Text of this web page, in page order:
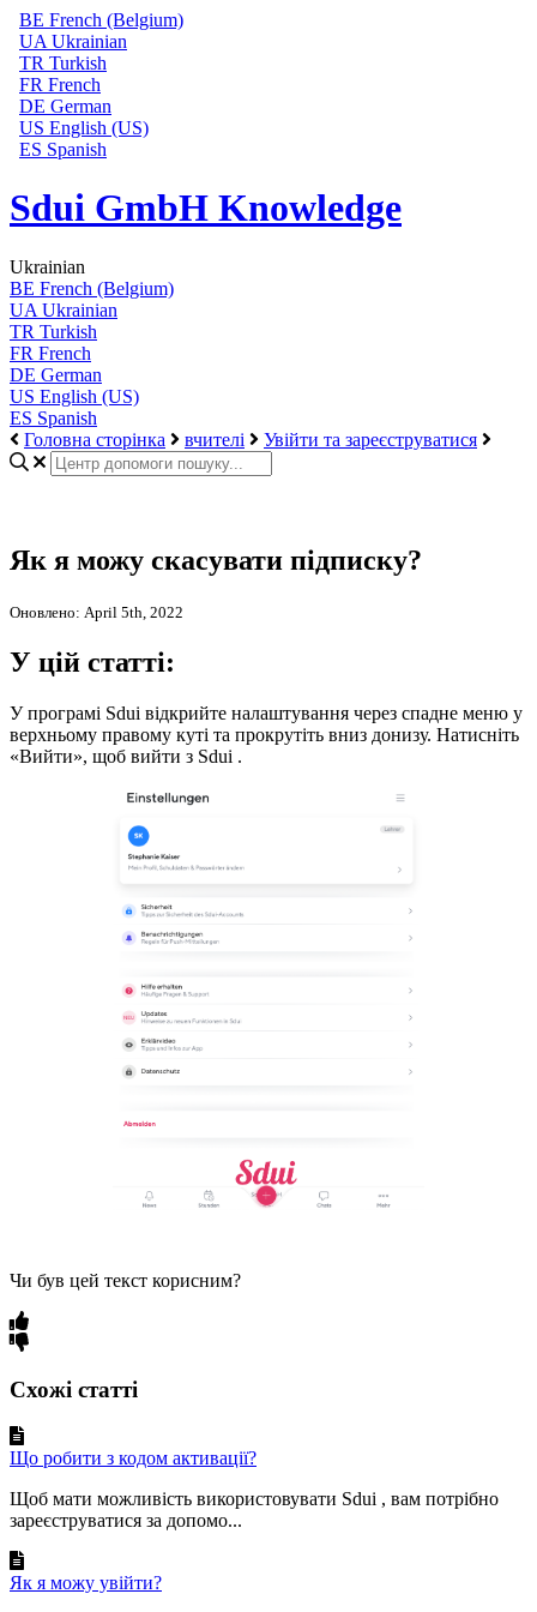
BE French (Belgium)
UA Ukrainian
TR Turkish
FR French
DE German
US English (US)
ES Spanish
Sdui GmbH Knowledge
Ukrainian
BE French (Belgium)
UA Ukrainian
TR Turkish
FR French
DE German
US English (US)
ES Spanish
Головна сторінка
вчителі Увійти та зареєструватися
Як я можу скасувати підписку?
Оновлено: April 5th, 2022
У цій статті:
У програмі Sdui відкрийте налаштування через спадне меню у
верхньому правому куті та прокрутіть вниз донизу. Натисніть
«Вийти», щоб вийти з Sdui .
Чи був цей текст корисним?
Схожі статті
Що робити з кодом активації?
Щоб мати можливість використовувати Sdui , вам потрібно
зареєструватися за допомо...
Як я можу увійти?